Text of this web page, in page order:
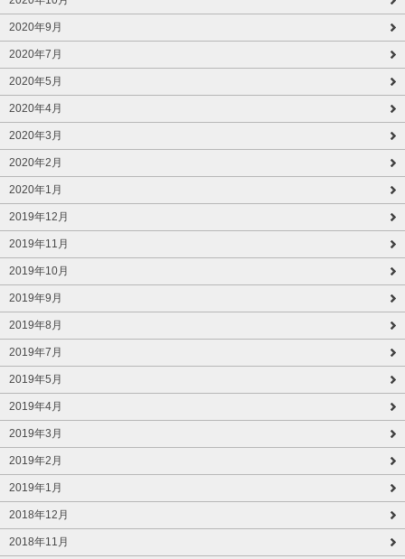
2020年9月
2020年7月
2020年5月
2020年4月
2020年3月
2020年2月
2020年1月
2019年12月
2019年11月
2019年10月
2019年9月
2019年8月
2019年7月
2019年5月
2019年4月
2019年3月
2019年2月
2019年1月
2018年12月
2018年11月